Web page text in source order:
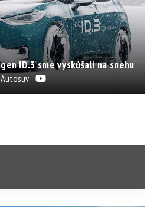
ID.3 sme vyskúšali na snehu
Autosuv